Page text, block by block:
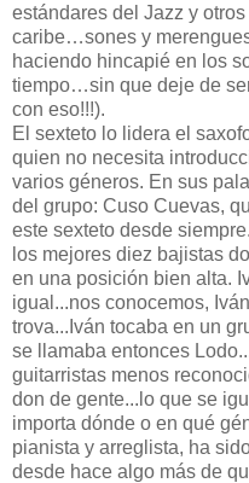
estándares del Jazz y
caribe…sones y
haciendo hincapié en los
tiempo…sin que deje de
con eso!!!).
El sexteto lo lidera el
quien no necesita
varios géneros. En sus
del grupo: Cuso Cuevas,
este sexteto desde
los mejores diez bajistas
en una posición bien alta.
igual...nos conocemos,
trova...Iván tocaba en un
se llamaba entonces
guitarristas menos
don de gente...lo que se
importa dónde o en qué
pianista y arreglista, ha
desde hace algo más de